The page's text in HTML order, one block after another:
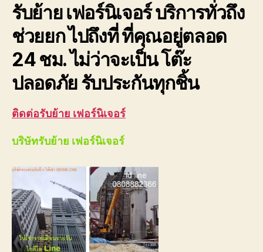
กันเอ
รับย้าย เฟอร์นิเจอร์ บริการทั่วถึง
ช่วยยก ไปถึงที่ ที่คุณอยู่ตลอด
24 ชม. ไม่ว่าจะเป็น โต๊ะ
ปลอดภัย รับประกันทุกชิ้น
ติดต่อรับย้าย เฟอร์นิเจอร์
บริษัทรับย้าย เฟอร์นิเจอร์